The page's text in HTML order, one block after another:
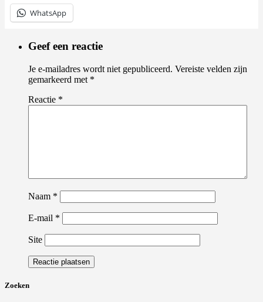
WhatsApp
Geef een reactie
Je e-mailadres wordt niet gepubliceerd. Vereiste velden zijn
gemarkeerd met *
Reactie *
Naam *
E-mail *
Site
Zoeken